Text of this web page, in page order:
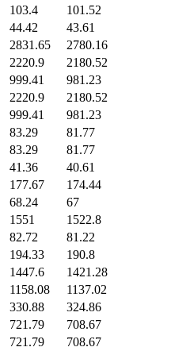
103.4
101.52
44.42
43.61
2831.65
2780.16
2220.9
2180.52
999.41
981.23
2220.9
2180.52
999.41
981.23
83.29
81.77
83.29
81.77
41.36
40.61
177.67
174.44
68.24
67
1551
1522.8
82.72
81.22
194.33
190.8
1447.6
1421.28
1158.08
1137.02
330.88
324.86
721.79
708.67
721.79
708.67